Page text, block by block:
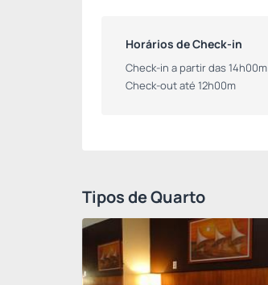
Horários de Check-in
Check-in a partir das 14h00m
Check-out até 12h00m
Tipos de Quarto